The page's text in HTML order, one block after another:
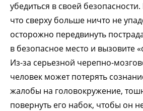
убедиться в своей
что сверху больше ничто не
осторожно передвинуть
в безопасное место и вызовите
Из-за серьезной черепно-
человек может потерять
жалобы на головокружение,
повернуть его набок, чтобы он